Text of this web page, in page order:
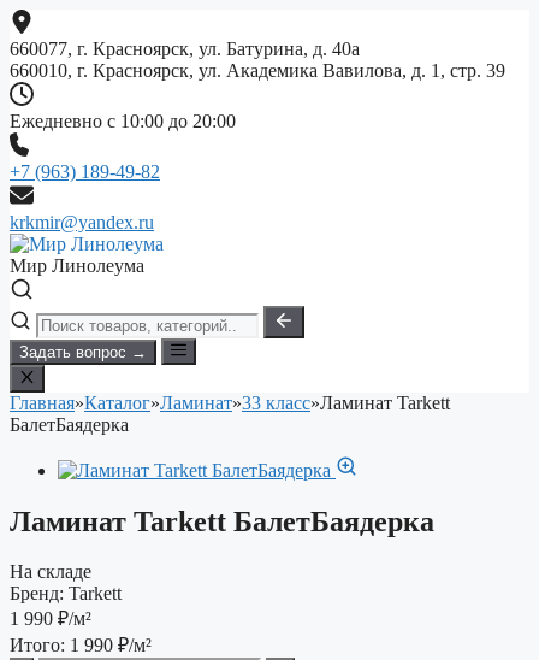
Перейти
к
содержимому
660077, г. Красноярск, ул. Батурина, д. 40а
660010, г. Красноярск, ул. Академика Вавилова, д. 1, стр. 39
Ежедневно с 10:00 до 20:00
+7 (963) 189-49-82
krkmir@yandex.ru
Мир Линолеума
Задать вопрос →
Главная»Каталог»Ламинат»33 класс»Ламинат Tarkett
БалетБаядерка
Ламинат Tarkett БалетБаядерка
На складе
Бренд: Tarkett
1 990 ₽/м²
Итого: 1 990 ₽/м²